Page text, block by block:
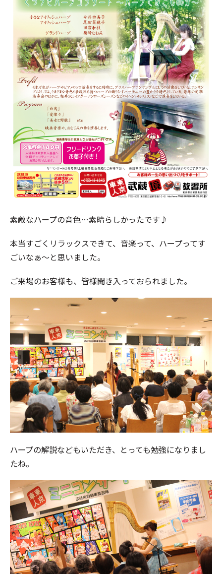
素敵なハープの音色…素晴らしかったです♪
本当すごくリラックスできて、音楽って、ハープってす
ごいなぁ～と思いました。
ご来場のお客様も、皆様聞き入っておられました。
ハープの解説などもいただき、とっても勉強になりまし
たね。